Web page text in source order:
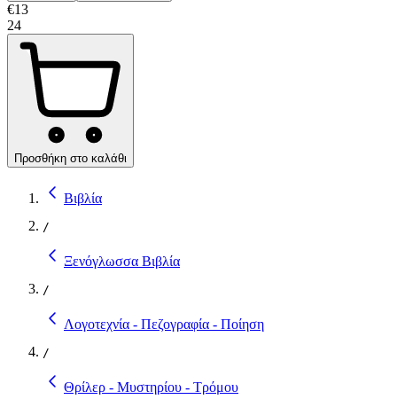
€13
24
Προσθήκη στο καλάθι
Βιβλία
/
Ξενόγλωσσα Βιβλία
/
Λογοτεχνία - Πεζογραφία - Ποίηση
/
Θρίλερ - Μυστηρίου - Τρόμου